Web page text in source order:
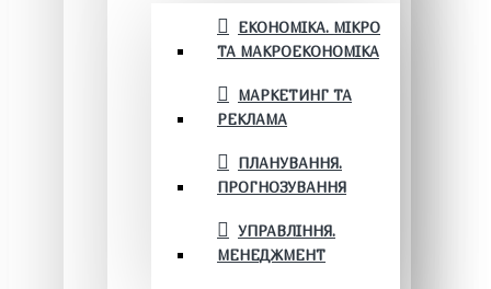
ЕКОНОМІКА. МІКРО
ТА МАКРОЕКОНОМІКА
МАРКЕТИНГ ТА
РЕКЛАМА
ПЛАНУВАННЯ.
ПРОГНОЗУВАННЯ
УПРАВЛІННЯ.
МЕНЕДЖМЕНТ